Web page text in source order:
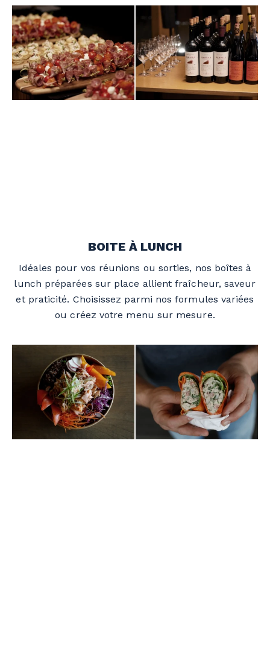
BOITE À LUNCH
Idéales pour vos réunions ou sorties, nos boîtes à
lunch préparées sur place allient fraîcheur, saveur
et praticité. Choisissez parmi nos formules variées
ou créez votre menu sur mesure.